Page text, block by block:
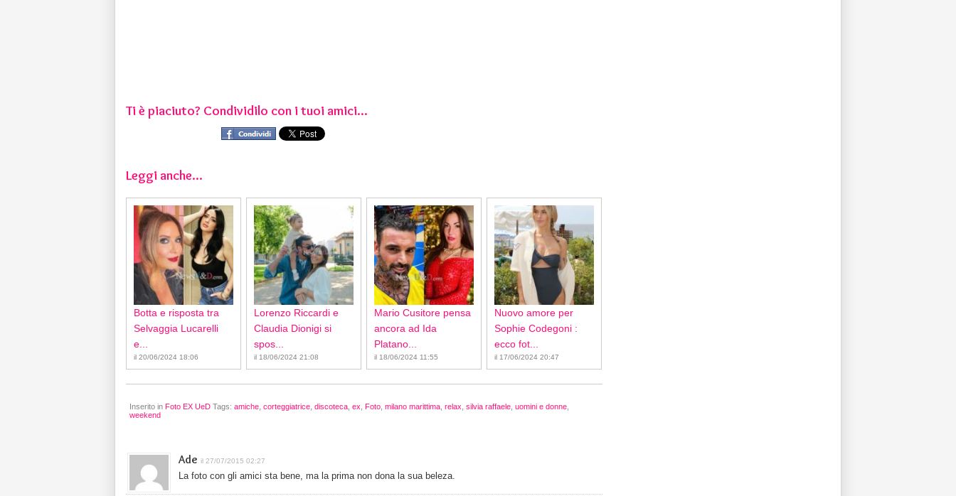
Ti è piaciuto? Condividilo con i tuoi amici...
Leggi anche...
Botta e risposta tra
Selvaggia Lucarelli
e...
il 20/06/2024 18:06
Lorenzo Riccardi e
Claudia Dionigi si
spos...
il 18/06/2024 21:08
Mario Cusitore pensa
ancora ad Ida
Platano...
il 18/06/2024 11:55
Nuovo amore per
Sophie Codegoni :
ecco fot...
il 17/06/2024 20:47
Inserito in Foto EX UeD Tags: amiche corteggiatrice discoteca ex Foto milano marittima relax silvia raffaele uomini e donne
weekend
Ade il 27/07/2015 02:27
La foto con gli amici sta bene, ma la prima non dona la sua beleza.